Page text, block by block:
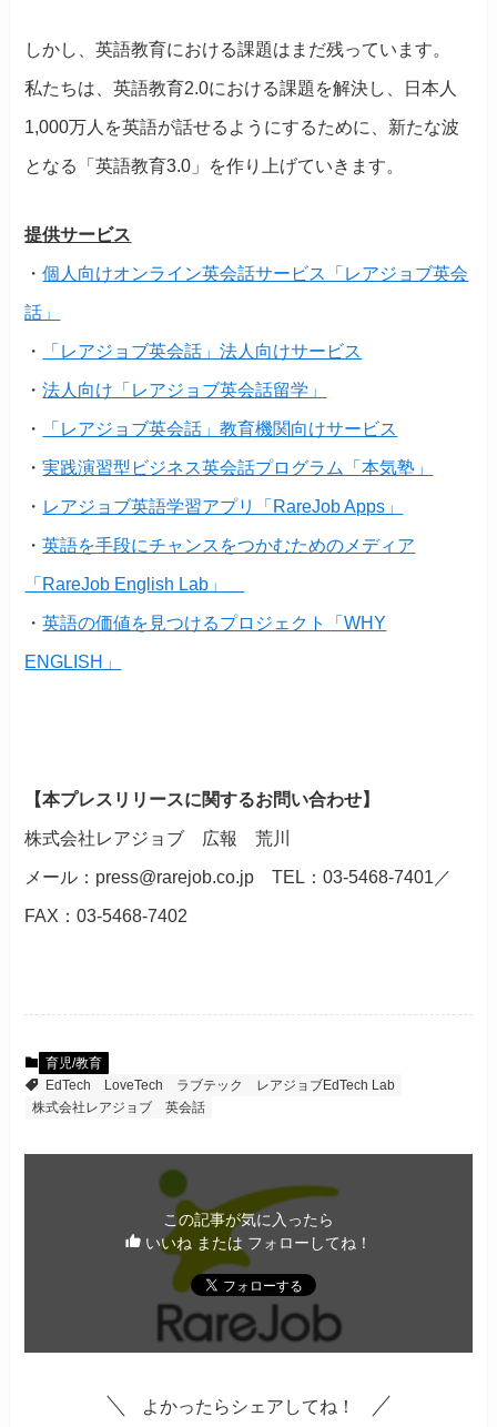
しかし、英語教育における課題はまだ残っています。
私たちは、英語教育2.0における課題を解決し、日本人
1,000万人を英語が話せるようにするために、新たな波
となる「英語教育3.0」を作り上げていきます。
提供サービス
・個人向けオンライン英会話サービス「レアジョブ英会
話」
・ 「レアジョブ英会話」法人向けサービス
・法人向け「レアジョブ英会話留学」
・ 「レアジョブ英会話」教育機関向けサービス
・実践演習型ビジネス英会話プログラム「本気塾」
・ レアジョブ英語学習アプリ「RareJob Apps」
・英語を手段にチャンスをつかむためのメディア
「RareJob English Lab」
・英語の価値を見つけるプロジェクト「WHY
ENGLISH」
【本プレスリリースに関するお問い合わせ】
株式会社レアジョブ 広報 荒川
メール：press@rarejob.co.jp TEL：03-5468-7401／
FAX：03-5468-7402
育児/教育
EdTech
LoveTech ラブテック
レアジョブEdTech Lab
株式会社レアジョブ
英会話
この記事が気に入ったら
いいね または フォローしてね！
よかったらシェアしてね！